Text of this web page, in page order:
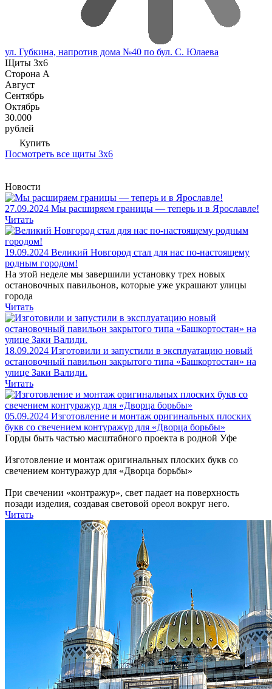
ул. Губкина, напротив дома №40 по бул. С. Юлаева
Щиты 3х6
Сторона А
Август
Сентябрь
Октябрь
30.000
рублей
Купить
Посмотреть все щиты 3х6
Новости
27.09.2024 Мы расширяем границы — теперь и в Ярославле!
Читать
19.09.2024 Великий Новгород стал для нас по-настоящему
родным городом!
На этой неделе мы завершили установку трех новых
остановочных павильонов, которые уже украшают улицы
города
Читать
18.09.2024 Изготовили и запустили в эксплуатацию новый
остановочный павильон закрытого типа «Башкортостан» на
улице Заки Валиди.
Читать
05.09.2024 Изготовление и монтаж оригинальных плоских
букв со свечением контуражур для «Дворца борьбы»
Горды быть частью масштабного проекта в родной Уфе
Изготовление и монтаж оригинальных плоских букв со
свечением контуражур для «Дворца борьбы»
При свечении «контражур», свет падает на поверхность
позади изделия, создавая световой ореол вокруг него.
Читать